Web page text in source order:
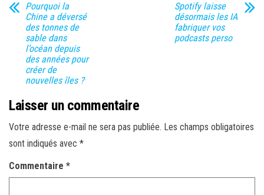
Pourquoi la
Chine a déversé
des tonnes de
sable dans
l’océan depuis
des années pour
créer de
nouvelles îles ?
Spotify laisse
désormais les IA
fabriquer vos
podcasts perso
Laisser un commentaire
Votre adresse e-mail ne sera pas publiée. Les champs obligatoires
sont indiqués avec *
Commentaire *